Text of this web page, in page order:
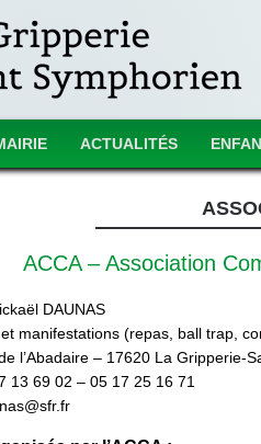
ACTUALITÉS
ACCA – Association
DAUNAS
manifestations (repas, ball trap,
l’Abadaire – 17620 La Gripperie-
13 69 02 – 05 17 25 16 71